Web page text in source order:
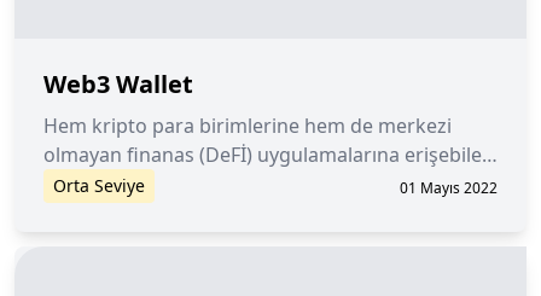
Web3 Wallet
Hem kripto para birimlerine hem de merkezi
olmayan finanas (DeFİ) uygulamalarına erişebilen
bir kripto para cüzdanıdır.
Orta Seviye 01 Mayıs 2022